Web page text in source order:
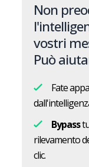
Non
vostri
Può
Fate
Bypass
rilevamento
clic.